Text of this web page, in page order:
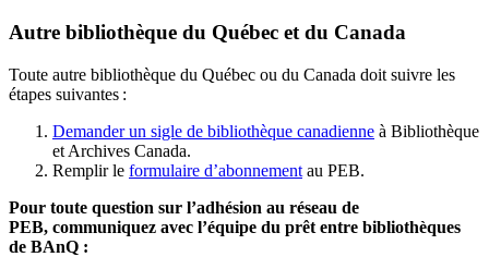
Autre bibliothèque du Québec et du Canada
Toute autre bibliothèque du Québec ou du Canada doit suivre les
étapes suivantes :
Demander un sigle de bibliothèque canadienne à Bibliothèque
et Archives Canada.
Remplir le formulaire d’abonnement au PEB.
Pour toute question sur l’adhésion au réseau de
PEB, communiquez avec l’équipe du prêt entre bibliothèques
de BAnQ :